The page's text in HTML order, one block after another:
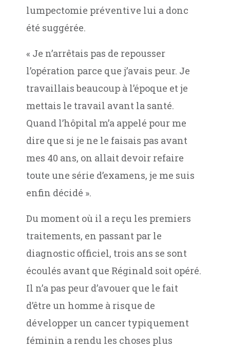
lumpectomie préventive lui a donc
été suggérée.
« Je n’arrêtais pas de repousser
l’opération parce que j’avais peur. Je
travaillais beaucoup à l’époque et je
mettais le travail avant la santé.
Quand l’hôpital m’a appelé pour me
dire que si je ne le faisais pas avant
mes 40 ans, on allait devoir refaire
toute une série d’examens, je me suis
enfin décidé ».
Du moment où il a reçu les premiers
traitements, en passant par le
diagnostic officiel, trois ans se sont
écoulés avant que Réginald soit opéré.
Il n’a pas peur d’avouer que le fait
d’être un homme à risque de
développer un cancer typiquement
féminin a rendu les choses plus